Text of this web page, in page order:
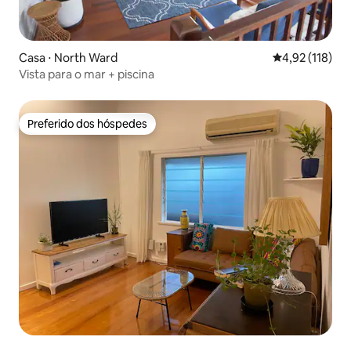
Casa ⋅ North Ward 4,92 de uma
4,92 (118)
Vista para o mar + piscina
Preferido dos hóspedes
Preferido dos hóspedes